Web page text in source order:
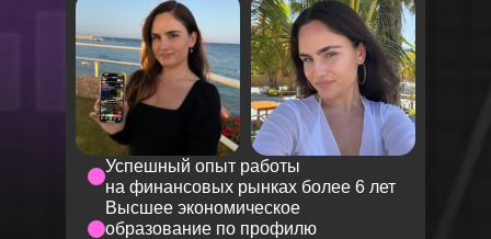
Успешный опыт работы
на финансовых рынках более 6 лет
Высшее экономическое
образование по профилю